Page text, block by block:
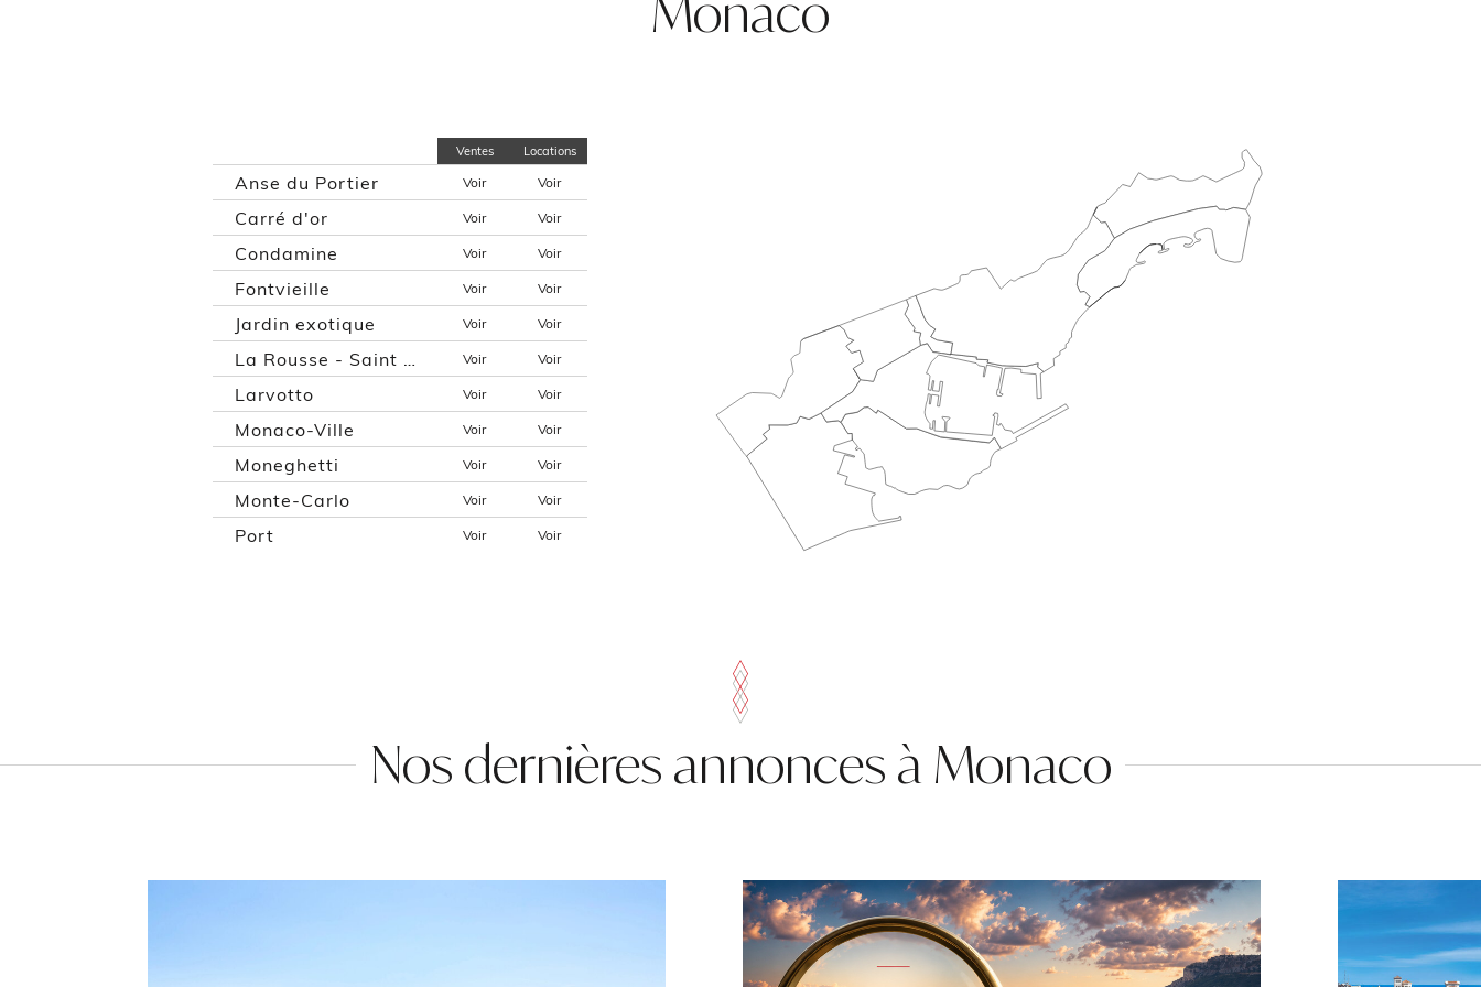
Monaco
Ventes Locations
Anse du Portier Voir Voir
Carré d'or Voir Voir
Condamine Voir Voir
Fontvieille Voir Voir
Jardin exotique Voir Voir
Voir Voir
Larvotto Voir Voir
Monaco-Ville Voir Voir
Moneghetti Voir Voir
Monte-Carlo Voir Voir
Port Voir Voir
Nos dernières annonces à Monaco